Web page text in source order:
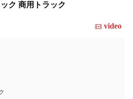
ク 商用トラック
video